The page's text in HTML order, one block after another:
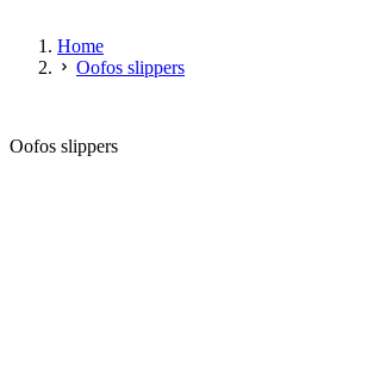
Home
Oofos slippers
Oofos slippers